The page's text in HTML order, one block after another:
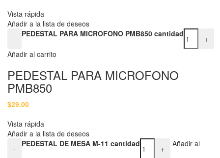
Vista rápida
Añadir a la lista de deseos
-
PEDESTAL PARA MICROFONO PMB850 cantidad
+
Añadir al carrito
PEDESTAL PARA MICROFONO
PMB850
$29.00
Vista rápida
Añadir a la lista de deseos
-
PEDESTAL DE MESA M-11 cantidad
+
Añadir al